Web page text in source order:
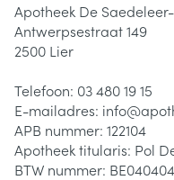
Apotheek De
Antwerpsestraat 149
2500 Lier
Telefoon: 03 480 19 15
E-mailadres: info@
APB nummer: 122104
Apotheek titularis: Pol
BTW nummer: